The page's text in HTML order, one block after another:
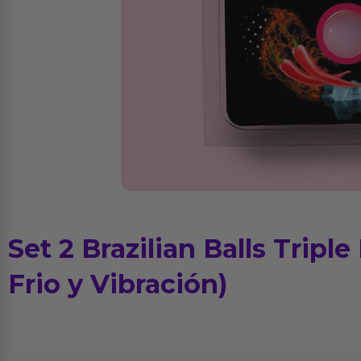
Set 2 Brazilian Balls Triple
Frio y Vibración)